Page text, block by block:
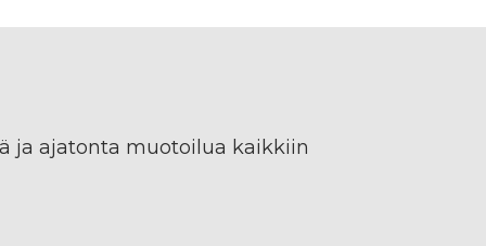
ja ajatonta muotoilua kaikkiin